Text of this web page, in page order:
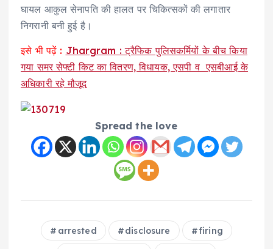
घायल आकुल सेनापति की हालत पर चिकित्सकों की लगातार
निगरानी बनी हुई है।
इसे भी पढ़ें : Jhargram : ट्रैफिक पुलिसकर्मियों के बीच किया
गया समर सेफ्टी किट का वितरण, विधायक, एसपी व एसबीआई के
अधिकारी रहे मौजूद
Spread the love
arrested disclosure firing